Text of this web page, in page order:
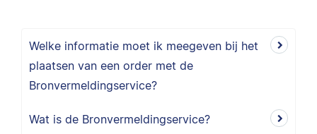
Welke informatie moet ik meegeven bij het
plaatsen van een order met de
Bronvermeldingservice?
Wat is de Bronvermeldingservice?